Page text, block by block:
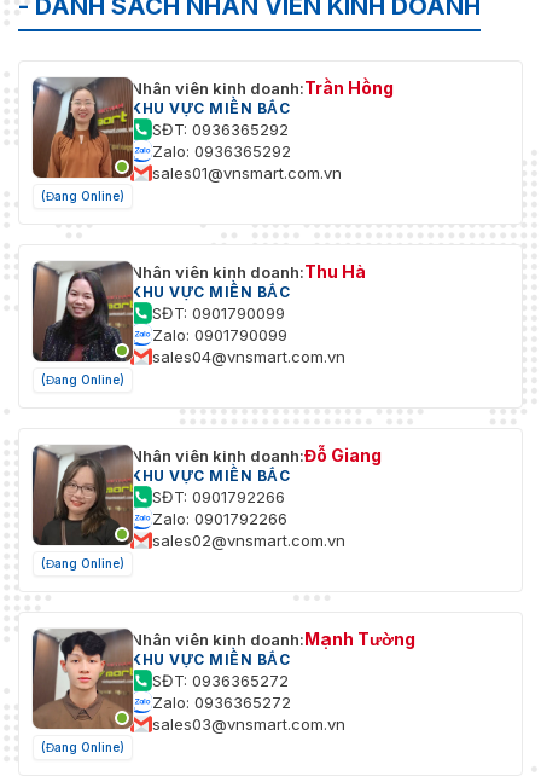
- DANH SÁCH NHÂN VIÊN KINH DOANH
(Đang Online)
Nhân viên kinh doanh:Trần Hồng
KHU VỰC MIỀN BẮC
SĐT: 0936365292
Zalo: 0936365292
sales01@vnsmart.com.vn
(Đang Online)
Nhân viên kinh doanh:Thu Hà
KHU VỰC MIỀN BẮC
SĐT: 0901790099
Zalo: 0901790099
sales04@vnsmart.com.vn
(Đang Online)
Nhân viên kinh doanh:Đỗ Giang
KHU VỰC MIỀN BẮC
SĐT: 0901792266
Zalo: 0901792266
sales02@vnsmart.com.vn
(Đang Online)
Nhân viên kinh doanh:Mạnh Tường
KHU VỰC MIỀN BẮC
SĐT: 0936365272
Zalo: 0936365272
sales03@vnsmart.com.vn